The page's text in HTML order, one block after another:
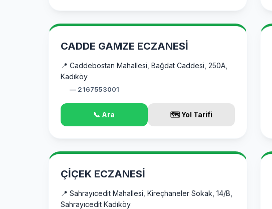
CADDE GAMZE ECZANESİ
📍 Caddebostan Mahallesi, Bağdat Caddesi, 250A,
Kadıköy
— 2167553001
📞 Ara 🗺️ Yol Tarifi
ÇİÇEK ECZANESİ
📍 Sahrayıcedit Mahallesi, Kireçhaneler Sokak, 14/B,
Sahrayıcedit Kadıköy